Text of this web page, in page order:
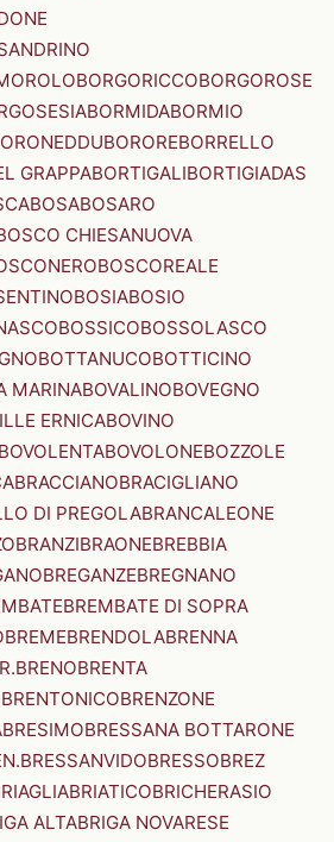
BORGORICCOBORGOROSE
BORMIDABORMIO
BOROREBORRELLO
GRAPPABORTIGALIBORTIGIADAS
BOSABOSARO
CHIESANUOVA
BOSCOREALE
BOSIABOSIO
BOSSICOBOSSOLASCO
BOTTANUCOBOTTICINO
MARINABOVALINOBOVEGNO
ERNICABOVINO
BOVOLENTABOVOLONEBOZZOLE
BRACCIANOBRACIGLIANO
DI PREGOLABRANCALEONE
BRANZIBRAONEBREBBIA
BREGANZEBREGNANO
BREMBATE DI SOPRA
BREMEBRENDOLABRENNA
BRENOBRENTA
BRENTONICOBRENZONE
BRESIMOBRESSANA BOTTARONE
BRESSANVIDOBRESSOBREZ
BRIATICOBRICHERASIO
ALTABRIGA NOVARESE